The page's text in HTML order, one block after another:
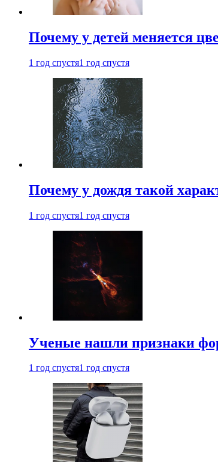
Почему у детей меняется
1 год спустя1 год спустя
Почему у дождя такой
1 год спустя1 год спустя
Ученые нашли признаки
1 год спустя1 год спустя